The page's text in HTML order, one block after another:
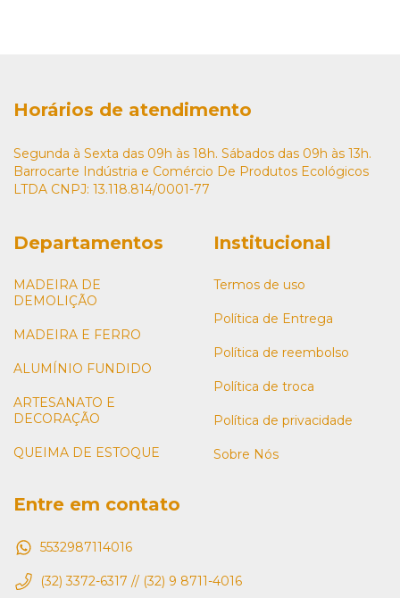
Horários de atendimento
Segunda à Sexta das 09h às 18h. Sábados das 09h às 13h.
Barrocarte Indústria e Comércio De Produtos Ecológicos
LTDA CNPJ: 13.118.814/0001-77
Departamentos
MADEIRA DE
DEMOLIÇÃO
MADEIRA E FERRO
ALUMÍNIO FUNDIDO
ARTESANATO E
DECORAÇÃO
QUEIMA DE ESTOQUE
Institucional
Termos de uso
Política de Entrega
Política de reembolso
Política de troca
Política de privacidade
Sobre Nós
Entre em contato
5532987114016
(32) 3372-6317 // (32) 9 8711-4016